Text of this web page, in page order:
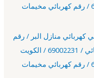
كهربائي مخيمات البر / 66629504 / رقم كهربائي مخيمات
مخيمات البر / 69002231 / فني كهربائي منازل البر / رقم
كهربائي مخيمات البر / 66629504 / رقم كهربائي مخيمات